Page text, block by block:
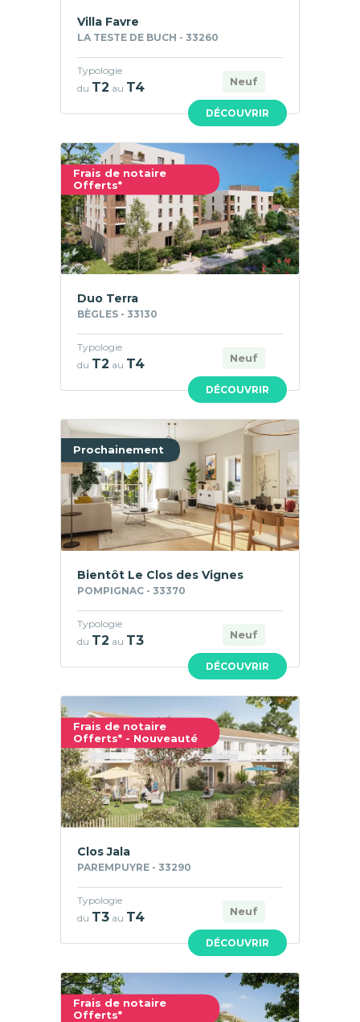
DÉCOUVRIR
Villa Favre
LA TESTE DE BUCH - 33260
Neuf
Typologie
du T2 au T4
Frais de notaire
Offerts*
DÉCOUVRIR
Duo Terra
BÈGLES - 33130
Neuf
Typologie
du T2 au T4
Prochainement
DÉCOUVRIR
Bientôt Le Clos des Vignes
POMPIGNAC - 33370
Neuf
Typologie
du T2 au T3
Frais de notaire
Offerts* - Nouveauté
DÉCOUVRIR
Clos Jala
PAREMPUYRE - 33290
Neuf
Typologie
du T3 au T4
Frais de notaire
Offerts*